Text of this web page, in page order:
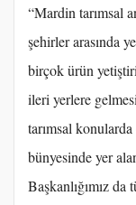
“Mardin tarımsal
şehirler arasında
birçok ürün
ileri yerlere
tarımsal
bünyesinde yer
Başkanlığımız